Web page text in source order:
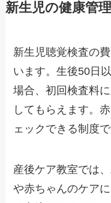
新生児の健康管
新生児聴覚検査の
います。生後50日
場合、初回検査料
してもらえます。
ェックできる制度で
産後ケア教室では
や赤ちゃんのケア